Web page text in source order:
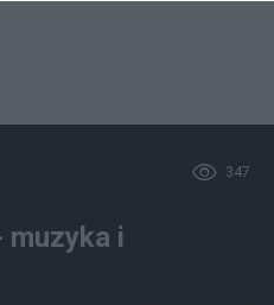
347
muzyka i